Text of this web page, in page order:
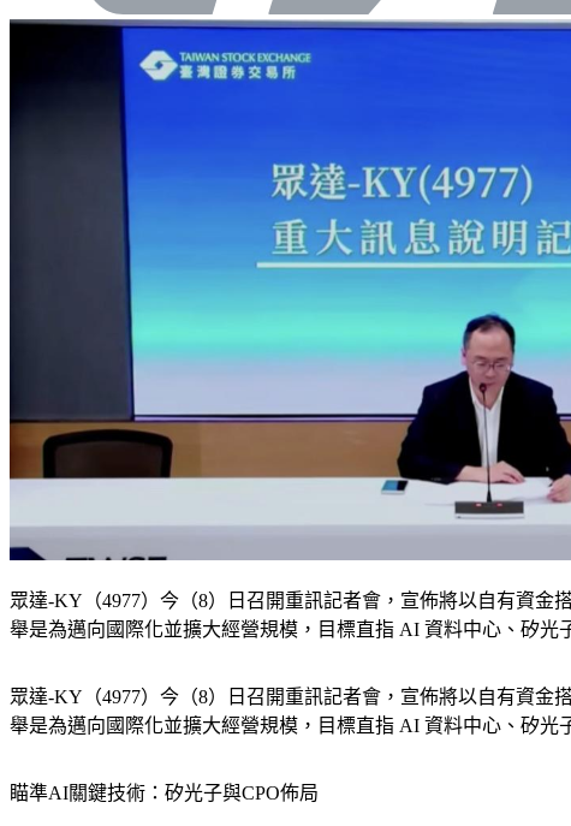
眾達-KY（4977）今（8）日召開重訊記者會，宣佈將以自有資
舉是為邁向國際化並擴大經營規模，目標直指 AI 資料中心、矽光
眾達-KY（4977）今（8）日召開重訊記者會，宣佈將以自有資
舉是為邁向國際化並擴大經營規模，目標直指 AI 資料中心、矽光
瞄準AI關鍵技術：矽光子與CPO佈局